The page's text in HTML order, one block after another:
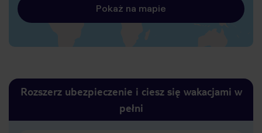
Pokaż na mapie
Rozszerz ubezpieczenie i ciesz się wakacjami w
pełni